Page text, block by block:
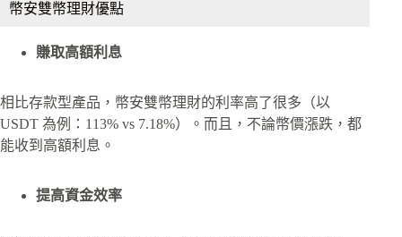
幣安雙幣理財優點
賺取高額利息
相比存款型產品，幣安雙幣理財的利率高了很多（以
USDT 為例：113% vs 7.18%）。而且，不論幣價漲跌，都
能收到高額利息。
提高資金效率